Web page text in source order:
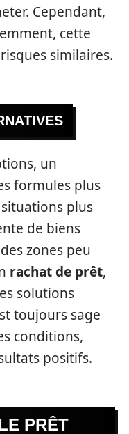
Cependant,
cette
similaires.
un
formules plus
plus
de biens
zones peu
rachat de prêt,
solutions
toujours sage
conditions,
positifs.
PRÊT